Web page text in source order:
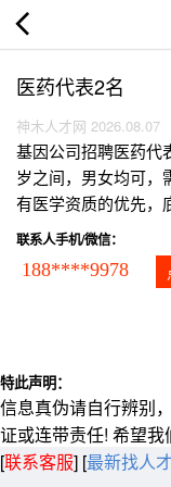
医药代表2名
神木人才网 2026.08.07
基因公司招聘医药代
岁之间，男女均可，
有医学资质的优先，
联系人手机/微信：
188****9978
特此声明：
信息真伪请自行辨别
证或连带责任! 希望我
[联系客服] [最新找人才